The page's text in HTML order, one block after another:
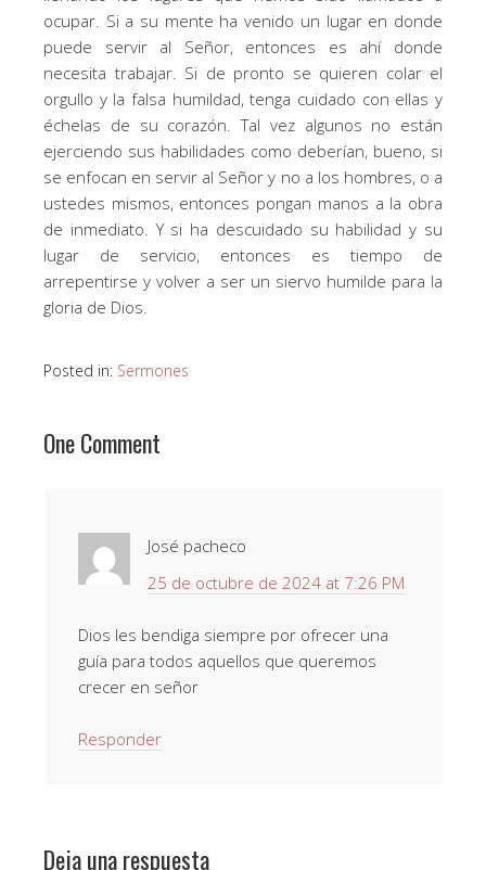
ocupar. Si a su mente ha venido un lugar en donde
puede servir al Señor, entonces es ahí donde
necesita trabajar. Si de pronto se quieren colar el
orgullo y la falsa humildad, tenga cuidado con ellas y
échelas de su corazón. Tal vez algunos no están
ejerciendo sus habilidades como deberían, bueno, si
se enfocan en servir al Señor y no a los hombres, o a
ustedes mismos, entonces pongan manos a la obra
de inmediato. Y si ha descuidado su habilidad y su
lugar de servicio, entonces es tiempo de
arrepentirse y volver a ser un siervo humilde para la
gloria de Dios.
Posted in: Sermones
One Comment
José pacheco
25 de octubre de 2024 at 7:26 PM
Dios les bendiga siempre por ofrecer una
guía para todos aquellos que queremos
crecer en señor
Responder
Deja una respuesta